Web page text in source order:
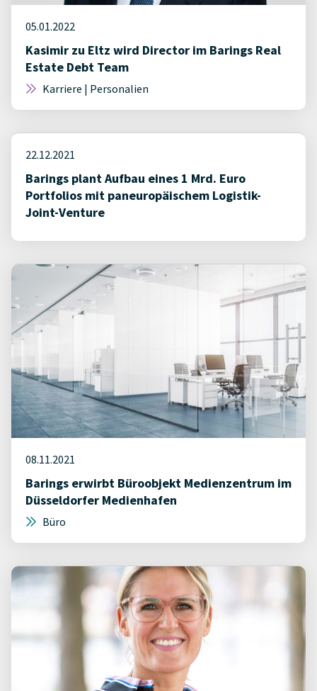
05.01.2022
Kasimir zu Eltz wird Director im Barings Real
Estate Debt Team
Karriere | Personalien
22.12.2021
Barings plant Aufbau eines 1 Mrd. Euro
Portfolios mit paneuropäischem Logistik-
Joint-Venture
08.11.2021
Barings erwirbt Büroobjekt Medienzentrum im
Düsseldorfer Medienhafen
Büro